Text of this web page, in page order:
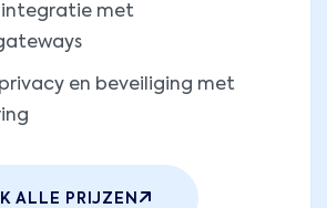
integratie met
en beveiliging met
ALLE PRIJZEN